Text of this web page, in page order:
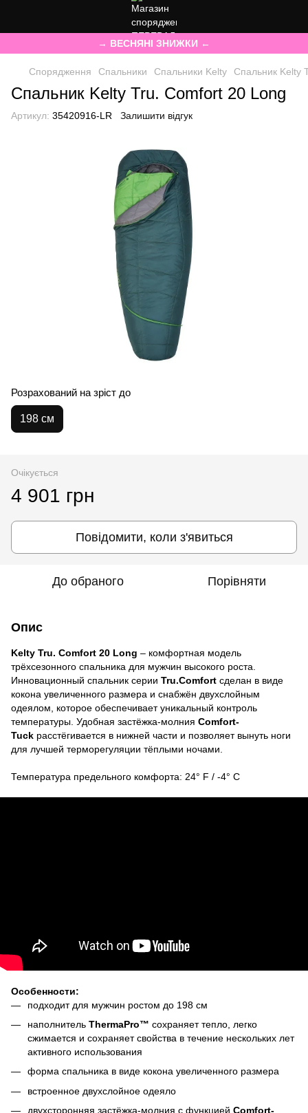
→ ВЕСНЯНІ ЗНИЖКИ ←
Спорядження Спальники Спальники Kelty Спальник Kelty
Спальник Kelty Tru. Comfort 20 Long
Артикул: 35420916-LR Залишити відгук
Розрахований на зріст до
198 см
Очікується
4 901 грн
Повідомити, коли з'явиться
До обраного Порівняти
Опис
Kelty Tru. Comfort 20 Long – комфортная модель
трёхсезонного спальника для мужчин высокого роста.
Инновационный спальник серии Tru.Comfort сделан в виде
кокона увеличенного размера и снабжён двухслойным
одеялом, которое обеспечивает уникальный контроль
температуры. Удобная застёжка-молния Comfort-
Tuck расстёгивается в нижней части и позволяет вынуть ноги
для лучшей терморегуляции тёплыми ночами.
Температура предельного комфорта: 24° F / -4° C
Особенности:
подходит для мужчин ростом до 198 см
наполнитель ThermaPro™ сохраняет тепло, легко
сжимается и сохраняет свойства в течение нескольких лет
активного использования
форма спальника в виде кокона увеличенного размера
встроенное двухслойное одеяло
двухсторонняя застёжка-молния с функцией Comfort-